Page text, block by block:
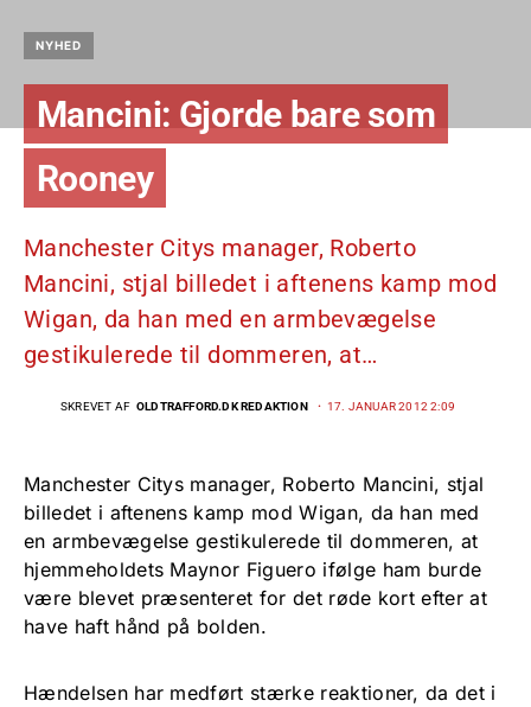
NYHED
Mancini: Gjorde bare som
Rooney
Manchester Citys manager, Roberto
Mancini, stjal billedet i aftenens kamp mod
Wigan, da han med en armbevægelse
gestikulerede til dommeren, at…
SKREVET AF OLDTRAFFORD.DK REDAKTION 17. JANUAR 2012 2:09
Manchester Citys manager, Roberto Mancini, stjal
billedet i aftenens kamp mod Wigan, da han med
en armbevægelse gestikulerede til dommeren, at
hjemmeholdets Maynor Figuero ifølge ham burde
være blevet præsenteret for det røde kort efter at
have haft hånd på bolden.
Hændelsen har medført stærke reaktioner, da det i